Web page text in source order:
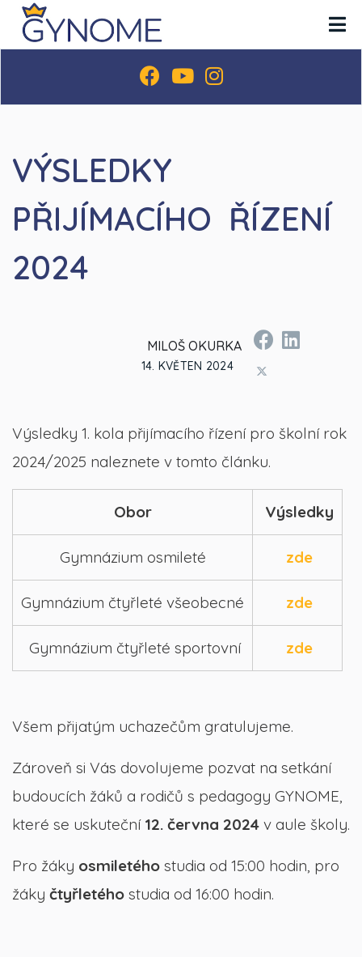
VÝSLEDKY
PŘIJÍMACÍHO ŘÍZENÍ
2024
MILOŠ OKURKA
14. KVĚTEN 2024
Výsledky 1. kola přijímacího řízení pro školní rok
2024/2025 naleznete v tomto článku.
Obor Výsledky
Gymnázium osmileté zde
Gymnázium čtyřleté všeobecné zde
Gymnázium čtyřleté sportovní zde
Všem přijatým uchazečům gratulujeme.
Zároveň si Vás dovolujeme pozvat na setkání
budoucích žáků a rodičů s pedagogy GYNOME,
které se uskuteční 12. června 2024 v aule školy.
Pro žáky osmiletého studia od 15:00 hodin, pro
žáky čtyřletého studia od 16:00 hodin.